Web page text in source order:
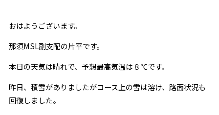
おはようございます。
那須MSL副支配の片平です。
本日の天気は晴れで、予想最高気温は８℃です。
昨日、積雪がありましたがコース上の雪は溶け、路面状況も
回復しました。